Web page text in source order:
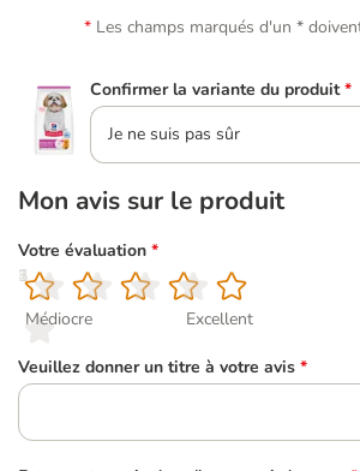
Les champs marqués d'un *
Confirmer la variante du produit *
Je ne suis pas sûr
Mon avis sur le produit
Votre évaluation *
1
Médiocre
2
3
4
5
Excellent
Veuillez donner un titre à votre avis *